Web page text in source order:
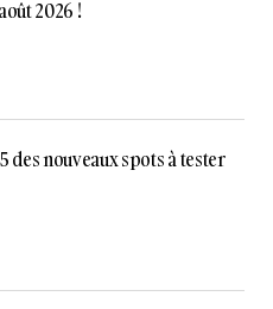
2026 !
des nouveaux spots à tester